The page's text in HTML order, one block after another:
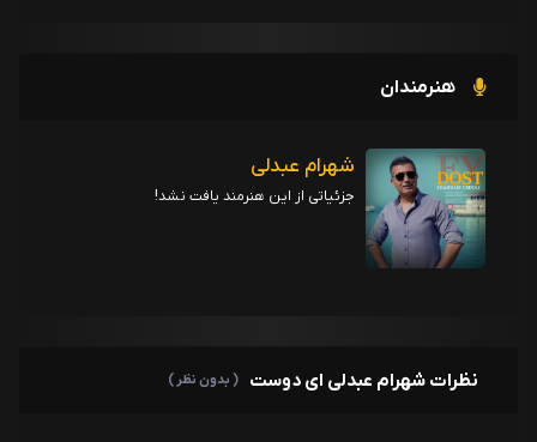
هنرمندان
شهرام عبدلی
جزئیاتی از این هنرمند یافت نشد!
نظرات شهرام عبدلی ای دوست ( بدون نظر )